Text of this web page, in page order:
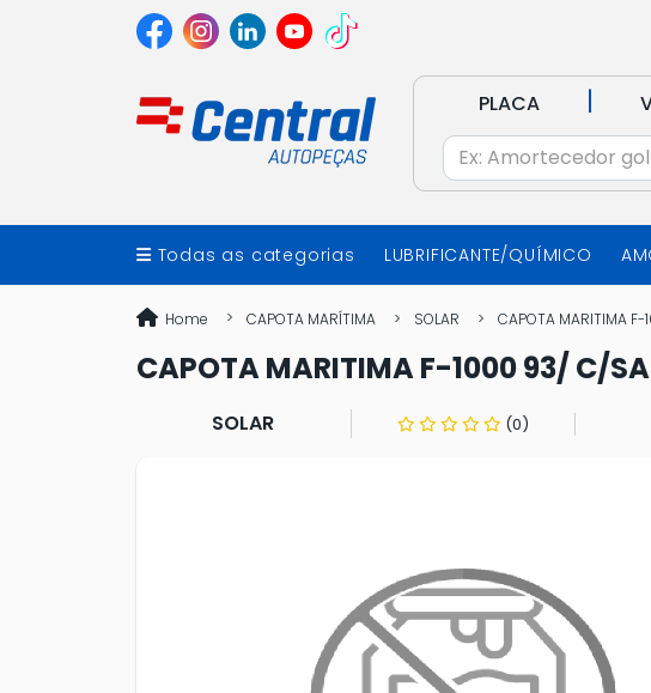
PLACA |
Todas as categorias LUBRIFICANTE/QUÍMICO
Home CAPOTA MARÍTIMA SOLAR CAPOTA MARITIMA
CAPOTA MARITIMA F-1000 93/ C/
SOLAR (0)